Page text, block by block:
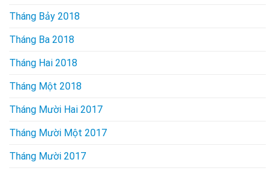
Tháng Bảy 2018
Tháng Ba 2018
Tháng Hai 2018
Tháng Một 2018
Tháng Mười Hai 2017
Tháng Mười Một 2017
Tháng Mười 2017